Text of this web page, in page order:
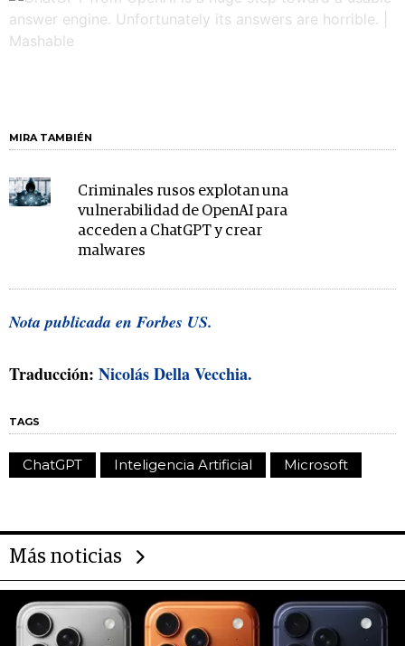
MIRA TAMBIÉN
Criminales rusos explotan una
vulnerabilidad de OpenAI para
acceden a ChatGPT y crear
malwares
Nota publicada en Forbes US.
Traducción: Nicolás Della Vecchia.
TAGS
ChatGPT Inteligencia Artificial Microsoft
Más noticias